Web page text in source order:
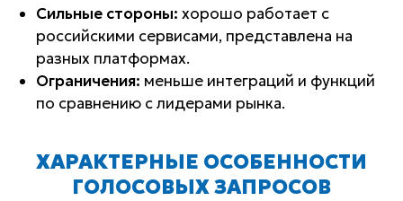
Сильные стороны: хорошо работает с
российскими сервисами, представлена на
разных платформах.
Ограничения: меньше интеграций и функций
по сравнению с лидерами рынка.
ХАРАКТЕРНЫЕ ОСОБЕННОСТИ
ГОЛОСОВЫХ ЗАПРОСОВ